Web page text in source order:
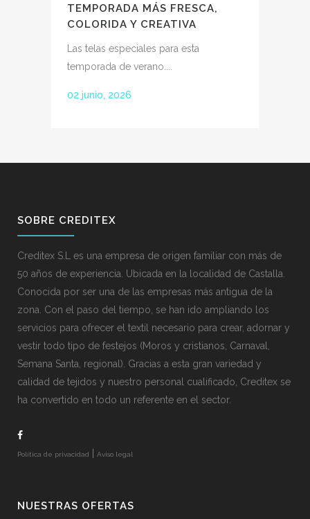
TEMPORADA MÁS FRESCA,
COLORIDA Y CREATIVA
Las telas especiales para esta
temporada de verano....
02 junio, 2026
SOBRE CREDITEX
Creditex S.L es una empresa de origen familiar con más de
50 años de experiencia. Ubicada en la localidad de Castalla.
Conocida por ser una de las empresas más antigua de la
zona. Con el paso del tiempo, se han ido ampliando los
servicios para ofrecer el textil necesario para crear, adornar y
vestir todo tipo de festejos (Moros y cristianos, Carnaval,
Semana Santa, regional). Gracias a esta gran variedad y
calidad de tejidos y nuestro personal cualificado, Creditex se
ha convertido en todo un referente en el sector.
Política de privacidad Aviso legal
NUESTRAS OFERTAS